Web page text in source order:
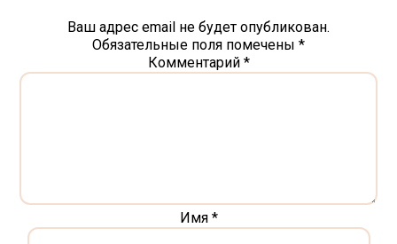
Ваш адрес email не будет опубликован.
Обязательные поля помечены *
Комментарий *
Имя *